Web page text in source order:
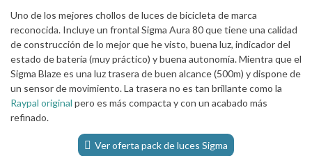
Uno de los mejores chollos de luces de bicicleta de marca
reconocida. Incluye un frontal Sigma Aura 80 que tiene una calidad
de construcción de lo mejor que he visto, buena luz, indicador del
estado de batería (muy práctico) y buena autonomía. Mientra que el
Sigma Blaze es una luz trasera de buen alcance (500m) y dispone de
un sensor de movimiento. La trasera no es tan brillante como la
Raypal original pero es más compacta y con un acabado más
refinado.
Ver oferta pack de luces Sigma